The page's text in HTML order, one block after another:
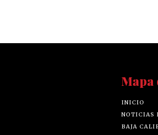
Mapa
INICIO
NOTICIAS
BAJA